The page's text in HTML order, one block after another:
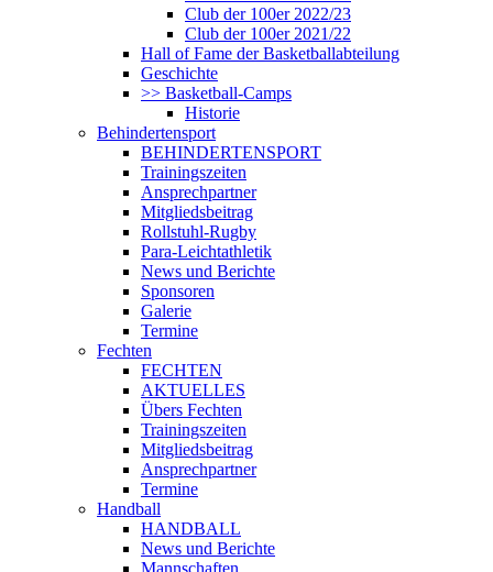
Club der 100er 2022/23
Club der 100er 2021/22
Hall of Fame der Basketballabteilung
Geschichte
>> Basketball-Camps
Historie
Behindertensport
BEHINDERTENSPORT
Trainingszeiten
Ansprechpartner
Mitgliedsbeitrag
Rollstuhl-Rugby
Para-Leichtathletik
News und Berichte
Sponsoren
Galerie
Termine
Fechten
FECHTEN
AKTUELLES
Übers Fechten
Trainingszeiten
Mitgliedsbeitrag
Ansprechpartner
Termine
Handball
HANDBALL
News und Berichte
Mannschaften